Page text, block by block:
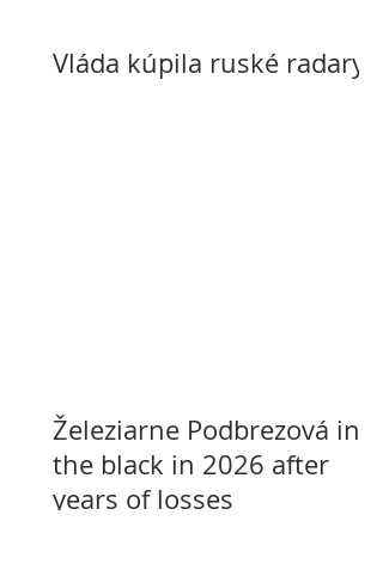
Vláda kúpila ruské radary
Železiarne Podbrezová in
the black in 2026 after
years of losses